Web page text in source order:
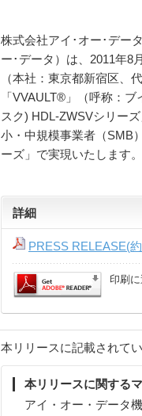
株式会社アイ･オー･デー
ー･データ）は、2011年8
（本社：東京都新宿区
「VVAULT®」（呼称：
スク) HDL-ZWSVシリー
小・中規模事業者（SMB
ーズ」で実現いたします。
詳細
PRESS RELEASE(
印刷
本リリースに記載されて
本リリースに関する
アイ・オー・デー